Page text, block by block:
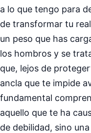
a lo que tengo para
de transformar tu
un peso que has
los hombros y se
que, lejos de
ancla que te impide
fundamental
aquello que te ha
de debilidad, sino